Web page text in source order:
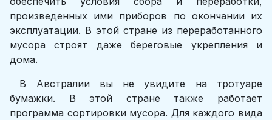
произведенных ими приборов по окончании их
эксплуатации. В этой стране из переработанного
мусора строят даже береговые укрепления и
дома.
В Австралии вы не увидите на тротуаре
бумажки. В этой стране также работает
программа сортировки мусора. Для каждого вида